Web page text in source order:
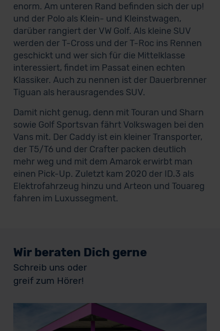
enorm. Am unteren Rand befinden sich der up!
und der Polo als Klein- und Kleinstwagen,
darüber rangiert der VW Golf. Als kleine SUV
werden der T-Cross und der T-Roc ins Rennen
geschickt und wer sich für die Mittelklasse
interessiert, findet im Passat einen echten
Klassiker. Auch zu nennen ist der Dauerbrenner
Tiguan als herausragendes SUV.
Damit nicht genug, denn mit Touran und Sharn
sowie Golf Sportsvan fährt Volkswagen bei den
Vans mit. Der Caddy ist ein kleiner Transporter,
der T5/T6 und der Crafter packen deutlich
mehr weg und mit dem Amarok erwirbt man
einen Pick-Up. Zuletzt kam 2020 der ID.3 als
Elektrofahrzeug hinzu und Arteon und Touareg
fahren im Luxussegment.
Wir beraten Dich gerne
Schreib uns oder
greif zum Hörer!